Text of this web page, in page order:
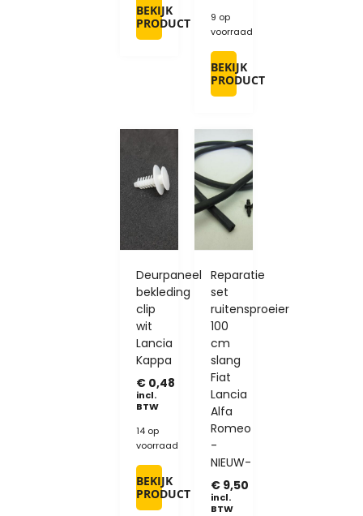
BEKIJK
PRODUCT
9 op
voorraad
BEKIJK
PRODUCT
Deurpaneel
bekleding
clip
wit
Lancia
Kappa
€0,48
incl.
BTW
14 op
voorraad
BEKIJK
PRODUCT
Reparatie
set
ruitensproeier
100
cm
slang
Fiat
Lancia
Alfa
Romeo
-
NIEUW-
€ 9,50
incl.
BTW